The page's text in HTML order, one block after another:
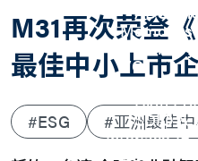
ADC /
Memories
I/O
High
SDIO &
Interface IP
USB
M31再次荣登
最佳中小上市
#ESG #亚洲最佳